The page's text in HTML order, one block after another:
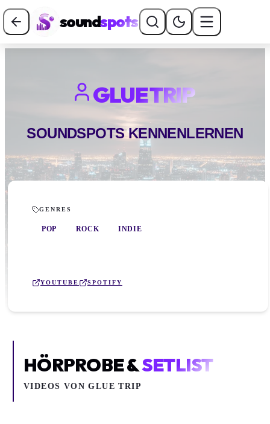
soundspots
GLUE TRIP
SOUNDSPOTS KENNENLERNEN
GENRES
POP ROCK INDIE
YOUTUBE SPOTIFY
HÖRPROBE &SETLIST
VIDEOS VONGLUE TRIP